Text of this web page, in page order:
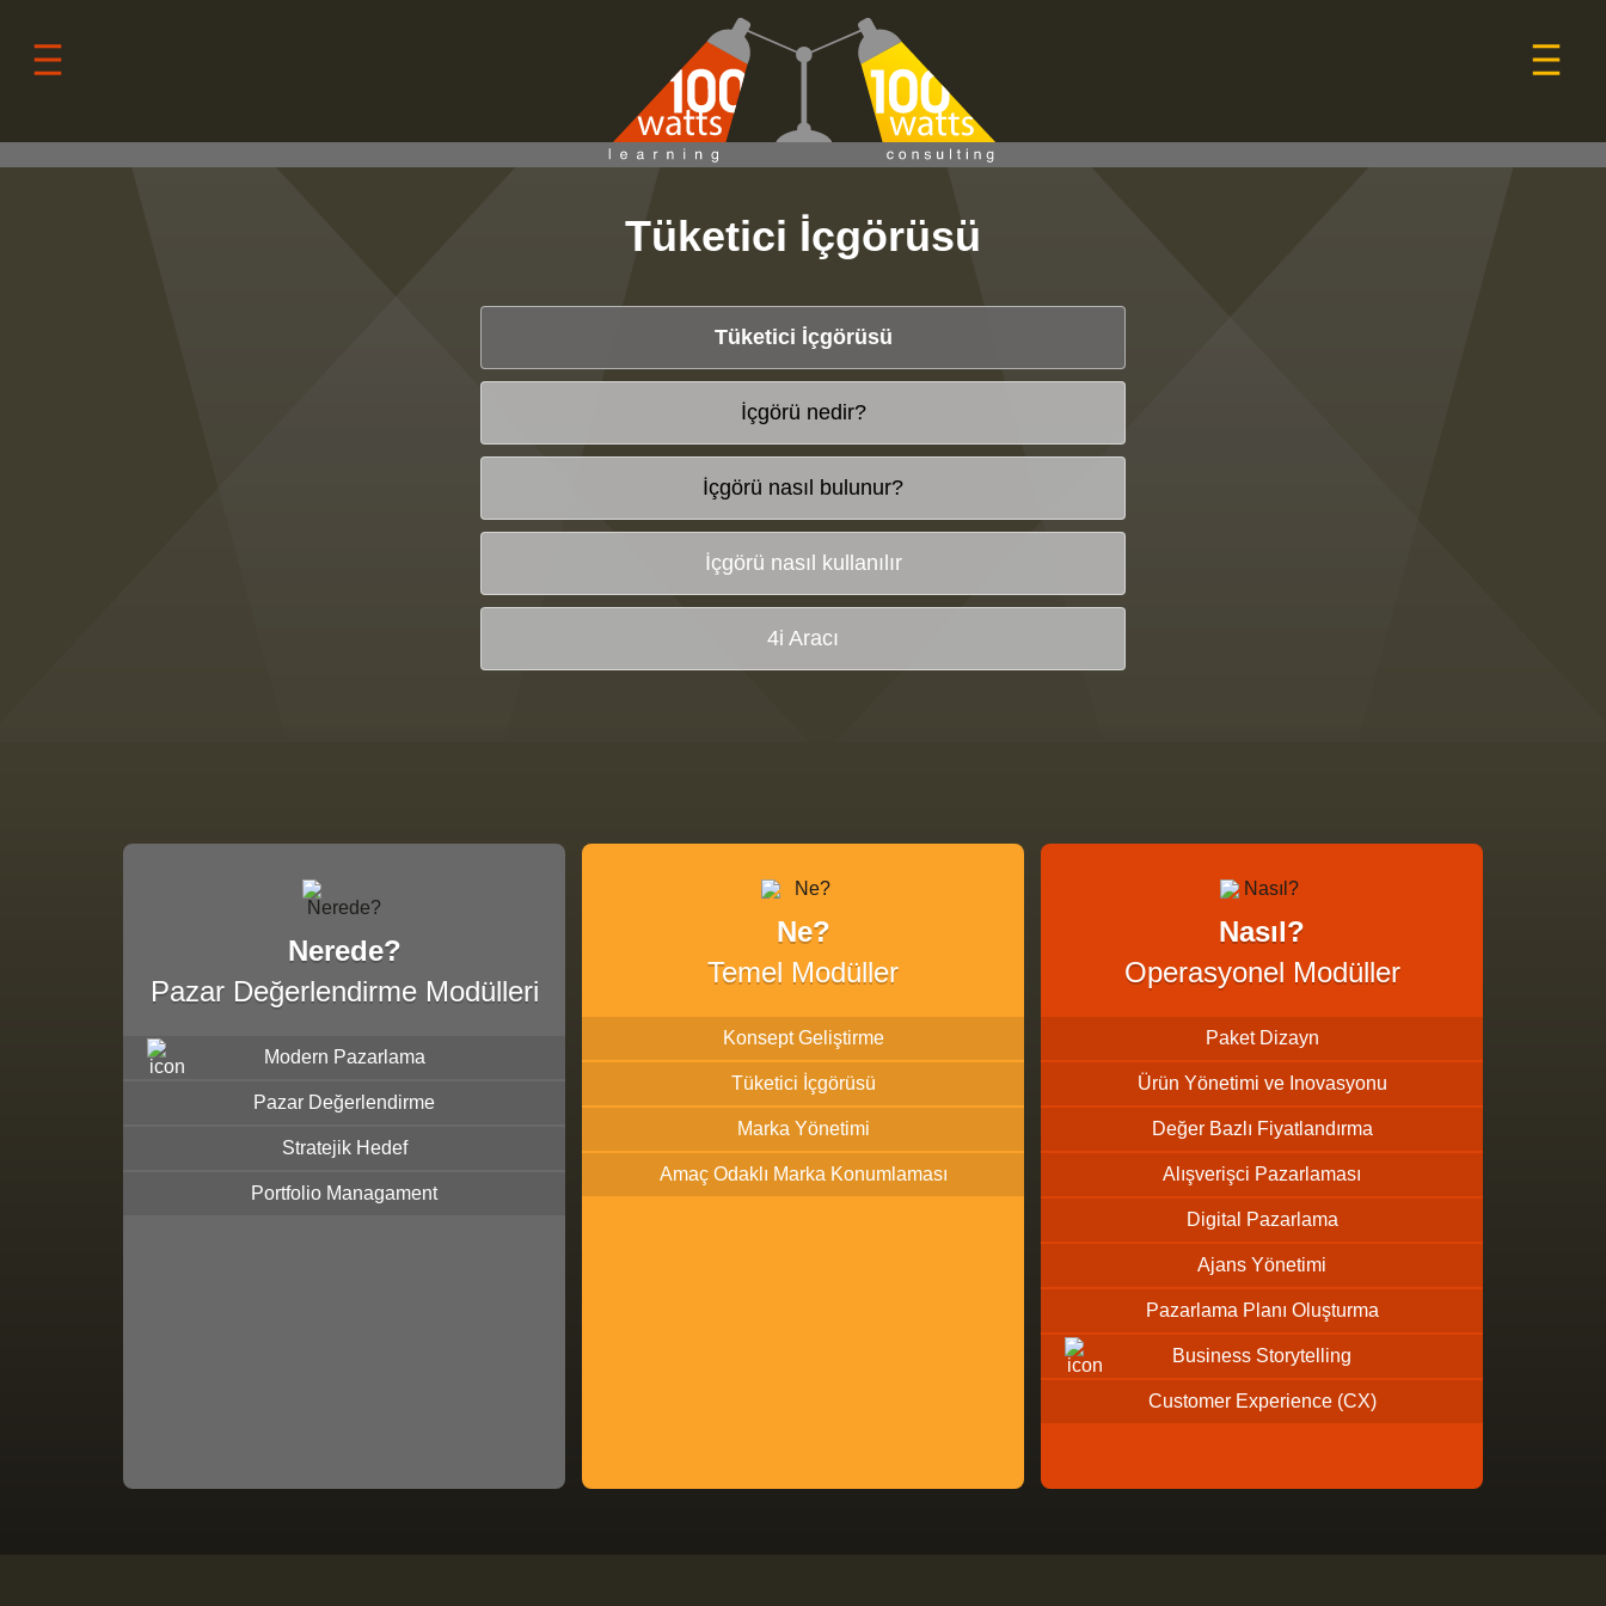
Tüketici İçgörüsü
Tüketici İçgörüsü
İçgörü nedir?
İçgörü nasıl bulunur?
İçgörü nasıl kullanılır
4i Aracı
Nerede?
Pazar Değerlendirme Modülleri
Modern Pazarlama
Pazar Değerlendirme
Stratejik Hedef
Portfolio Managament
Ne?
Temel Modüller
Konsept Geliştirme
Tüketici İçgörüsü
Marka Yönetimi
Amaç Odaklı Marka Konumlaması
Nasıl?
Operasyonel Modüller
Paket Dizayn
Ürün Yönetimi ve Inovasyonu
Değer Bazlı Fiyatlandırma
Alışverişci Pazarlaması
Digital Pazarlama
Ajans Yönetimi
Pazarlama Planı Oluşturma
Business Storytelling
Customer Experience (CX)